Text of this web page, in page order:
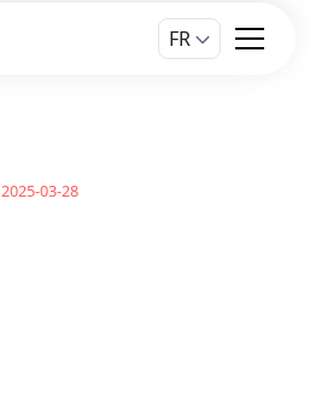
FR
2025-03-28